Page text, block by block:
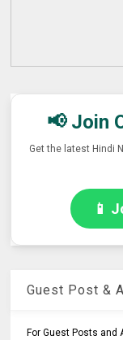
📢 Join
Get the latest Hindi
📱
Guest Post &
For Guest Posts